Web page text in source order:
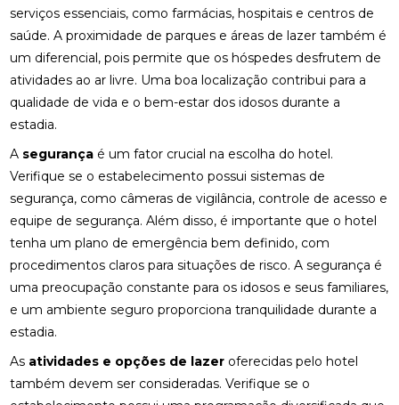
serviços essenciais, como farmácias, hospitais e centros de
saúde. A proximidade de parques e áreas de lazer também é
um diferencial, pois permite que os hóspedes desfrutem de
atividades ao ar livre. Uma boa localização contribui para a
qualidade de vida e o bem-estar dos idosos durante a
estadia.
A segurança é um fator crucial na escolha do hotel.
Verifique se o estabelecimento possui sistemas de
segurança, como câmeras de vigilância, controle de acesso e
equipe de segurança. Além disso, é importante que o hotel
tenha um plano de emergência bem definido, com
procedimentos claros para situações de risco. A segurança é
uma preocupação constante para os idosos e seus familiares,
e um ambiente seguro proporciona tranquilidade durante a
estadia.
As atividades e opções de lazer oferecidas pelo hotel
também devem ser consideradas. Verifique se o